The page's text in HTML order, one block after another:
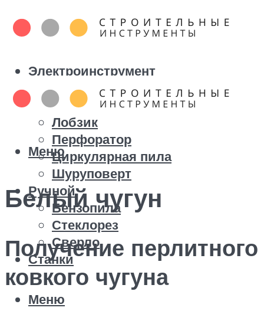
Электроинструмент
Болгарка
Дрель
Лобзик
Перфоратор
Циркулярная пила
Шуруповерт
Ручной
Бензопила
Стеклорез
Сверло
Станки
Меню
Меню
Белый чугун
Получение перлитного
ковкого чугуна